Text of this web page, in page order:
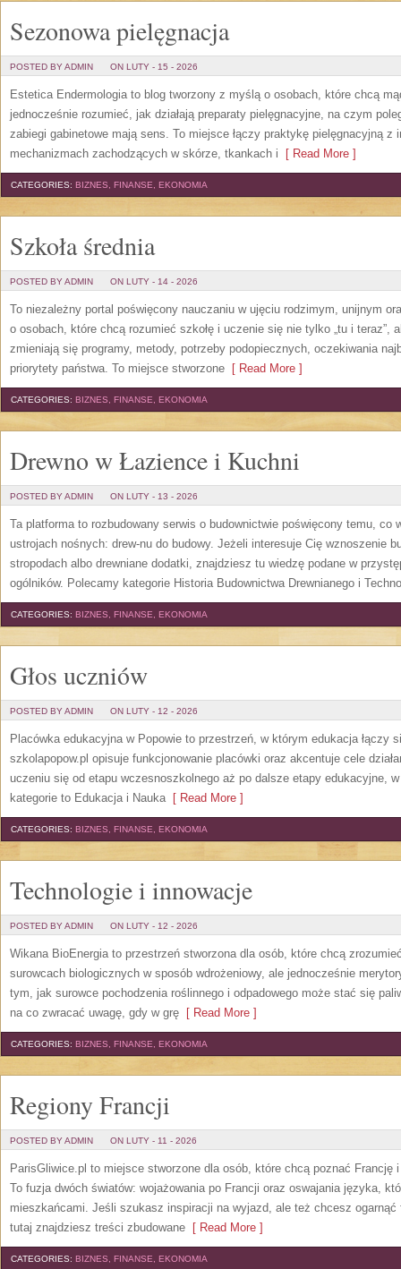
Sezonowa pielęgnacja
POSTED BY ADMIN ON LUTY - 15 - 2026
Estetica Endermologia to blog tworzony z myślą o osobach, które chcą
jednocześnie rozumieć, jak działają preparaty pielęgnacyjne, na czym
zabiegi gabinetowe mają sens. To miejsce łączy praktykę pielęgnacyjną z
mechanizmach zachodzących w skórze, tkankach i [ Read More ]
CATEGORIES: BIZNES, FINANSE, EKONOMIA
Szkoła średnia
POSTED BY ADMIN ON LUTY - 14 - 2026
To niezależny portal poświęcony nauczaniu w ujęciu rodzimym, unijnym
o osobach, które chcą rozumieć szkołę i uczenie się nie tylko „tu i teraz”,
zmieniają się programy, metody, potrzeby podopiecznych, oczekiwania
priorytety państwa. To miejsce stworzone [ Read More ]
CATEGORIES: BIZNES, FINANSE, EKONOMIA
Drewno w Łazience i Kuchni
POSTED BY ADMIN ON LUTY - 13 - 2026
Ta platforma to rozbudowany serwis o budownictwie poświęcony temu, co
ustrojach nośnych: drew-nu do budowy. Jeżeli interesuje Cię wznoszenie
stropodach albo drewniane dodatki, znajdziesz tu wiedzę podane w
ogólników. Polecamy kategorie Historia Budownictwa Drewnianego i
CATEGORIES: BIZNES, FINANSE, EKONOMIA
Głos uczniów
POSTED BY ADMIN ON LUTY - 12 - 2026
Placówka edukacyjna w Popowie to przestrzeń, w którym edukacja łączy
szkolapopow.pl opisuje funkcjonowanie placówki oraz akcentuje cele
uczeniu się od etapu wczesnoszkolnego aż po dalsze etapy edukacyjne,
kategorie to Edukacja i Nauka[ Read More ]
CATEGORIES: BIZNES, FINANSE, EKONOMIA
Technologie i innowacje
POSTED BY ADMIN ON LUTY - 12 - 2026
Wikana BioEnergia to przestrzeń stworzona dla osób, które chcą
surowcach biologicznych w sposób wdrożeniowy, ale jednocześnie
tym, jak surowce pochodzenia roślinnego i odpadowego może stać się
na co zwracać uwagę, gdy w grę [ Read More ]
CATEGORIES: BIZNES, FINANSE, EKONOMIA
Regiony Francji
POSTED BY ADMIN ON LUTY - 11 - 2026
ParisGliwice.pl to miejsce stworzone dla osób, które chcą poznać Francję
To fuzja dwóch światów: wojażowania po Francji oraz oswajania języka,
mieszkańcami. Jeśli szukasz inspiracji na wyjazd, ale też chcesz
tutaj znajdziesz treści zbudowane [ Read More ]
CATEGORIES: BIZNES, FINANSE, EKONOMIA